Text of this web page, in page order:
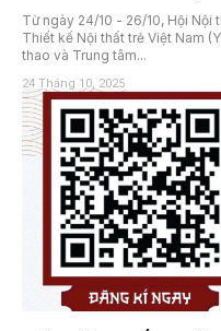
Từ ngày 24/10 - 26/10, Hội Nội
Thiết kế Nội thất trẻ Việt Nam
thao và Trung tâm...
24 Tháng 10, 2025